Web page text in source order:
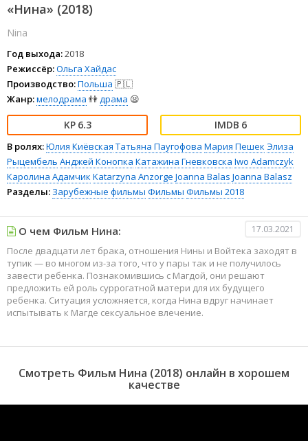
«Нина» (2018)
Nina
Год выхода:2018
Режиссёр:Ольга Хайдас
Производство:Польша 🇵🇱
Жанр:мелодрама 👫драма 😫
6.3 6
В ролях:Юлия Киёвская Татьяна Паугофова Мария Пешек Элиза
Рыцембель Анджей Конопка Катажина Гневковска Iwo Adamczyk
Каролина Адамчик Katarzyna Anzorge Joanna Balas Joanna Balasz
Разделы: Зарубежные фильмы Фильмы Фильмы 2018
О чем Фильм Нина: 17.03.2021
После двадцати лет брака, отношения Нины и Войтека заходят в
тупик — во многом из-за того, что у пары так и не получилось
завести ребенка. Познакомившись с Магдой, они решают
предложить ей роль суррогатной матери для их будущего
ребенка. Ситуация усложняется, когда Нина вдруг начинает
испытывать к Магде сексуальное влечение.
Смотреть Фильм Нина (2018) онлайн в хорошем
качестве